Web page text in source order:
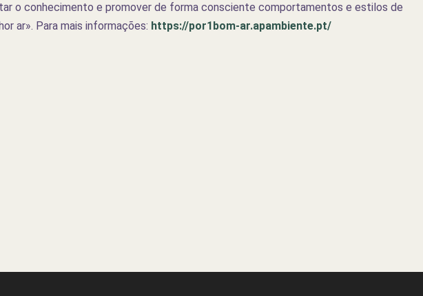
o conhecimento e promover de forma consciente comportamentos e estilos de
ar». Para mais informações: https://por1bom-ar.apambiente.pt/